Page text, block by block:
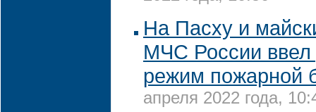
На Пасху и
МЧС России
режим пожарной
апреля 2022 года,